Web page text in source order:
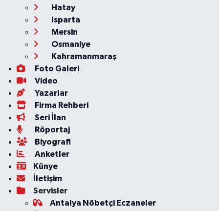
Hatay
Isparta
Mersin
Osmaniye
Kahramanmaraş
Foto Galeri
Video
Yazarlar
Firma Rehberi
Seri İlan
Röportaj
Biyografi
Anketler
Künye
İletişim
Servisler
Antalya Nöbetçi Eczaneler